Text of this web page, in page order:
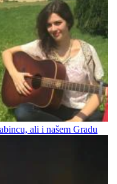
ali i našem Gradu